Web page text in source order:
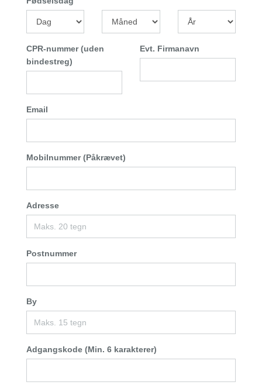
CPR-nummer (uden
bindestreg)
Evt. Firmanavn
Email
Mobilnummer (Påkrævet)
Adresse
Postnummer
By
Adgangskode (Min. 6 karakterer)